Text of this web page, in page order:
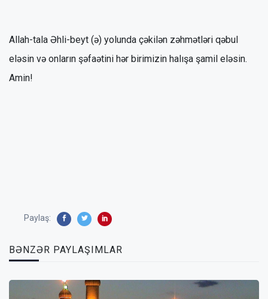
Allah-tala Əhli-beyt (ə) yolunda çəkilən zəhmətləri qəbul
eləsin və onların şəfaətini hər birimizin halışa şamil eləsin.
Amin!
Paylaş:
BƏNZƏR PAYLAŞIMLAR